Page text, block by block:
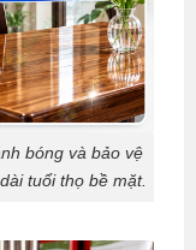
bóng và bảo vệ
tuổi thọ bề mặt.